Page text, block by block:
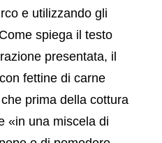
e utilizzando gli
spiega il testo
presentata, il
fettine di carne
prima della cottura
«in una miscela di